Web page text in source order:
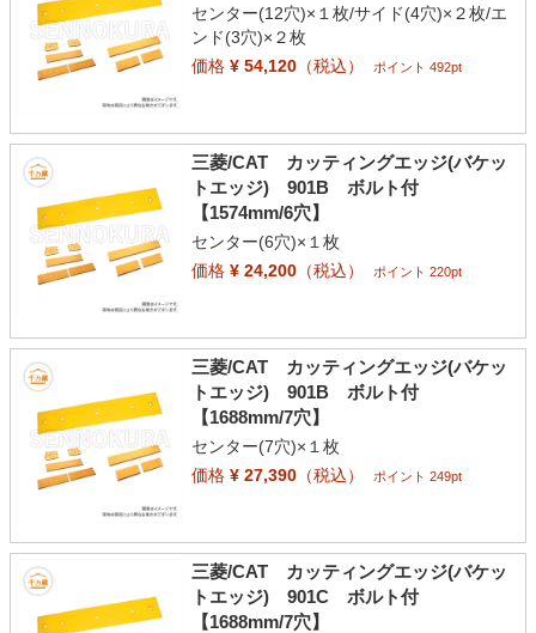
センター(12穴)×１枚/サイド(4穴)×２枚/エ
ンド(3穴)×２枚
価格¥ 54,120（税込） ポイント 492pt
三菱/CAT カッティングエッジ(バケッ
トエッジ) 901B ボルト付
【1574mm/6穴】
センター(6穴)×１枚
価格¥ 24,200（税込） ポイント 220pt
三菱/CAT カッティングエッジ(バケッ
トエッジ) 901B ボルト付
【1688mm/7穴】
センター(7穴)×１枚
価格¥ 27,390（税込） ポイント 249pt
三菱/CAT カッティングエッジ(バケッ
トエッジ) 901C ボルト付
【1688mm/7穴】